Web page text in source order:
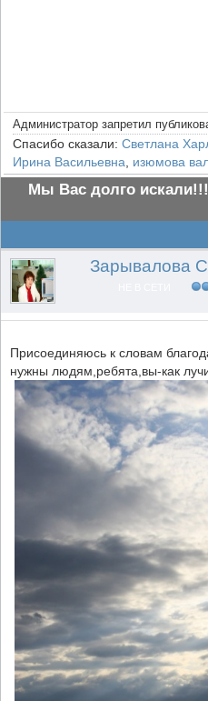
Администратор запретил
Спасибо сказали: Светлана
Ирина Васильевна
изюмова
Мы Вас долго
Зарывалова
Присоединяюсь к словам
нужны людям,ребята,вы-как